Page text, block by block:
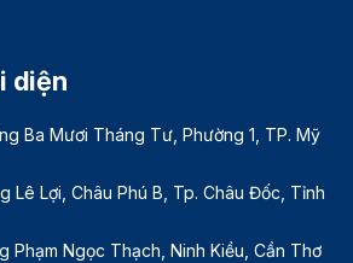
diện
Ba Mươi Tháng Tư, Phường 1, TP. Mỹ
Lê Lợi, Châu Phú B, Tp. Châu Đốc, Tỉnh
Phạm Ngọc Thạch, Ninh Kiều, Cần Thơ